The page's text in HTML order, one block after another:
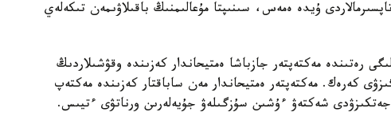
ۇيدە ەمەس، سىنىپتا مۇعالىمنىڭ باقىلاۋىمەن تىكەلەي
رەتىندە مەكتەپتەر جازباشا ەمتيحاندار كەزىندە وقۋشىلاردىڭ
كەرەك. مەكتەپتەر ەمتيحاندار مەن ساباقتار كەزىندە مەكتەپ
شەكتەۋ ءۇشىن سۇزگىلەۋ جۇيەلەرىن ورناتۋى ءتيىس.